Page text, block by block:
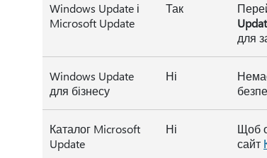
Windows Update і
Microsoft Update
Так
для
Windows Update
для бізнесу
Ні
Каталог Microsoft
Update
Ні
Щоб
сайт